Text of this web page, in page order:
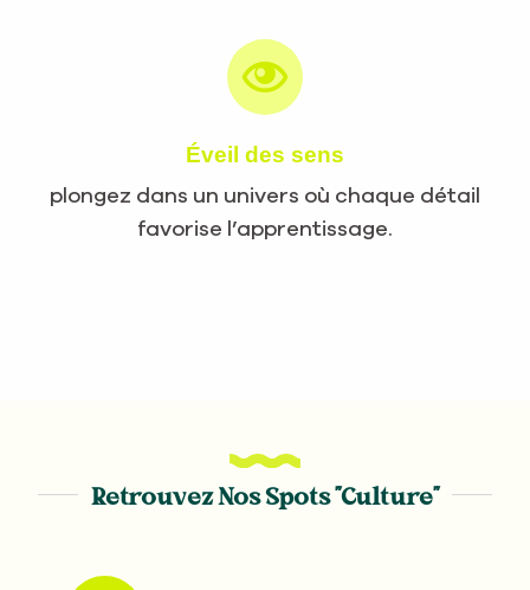
Éveil des sens
plongez dans un univers où chaque détail
favorise l’apprentissage.
Retrouvez Nos Spots "Culture"